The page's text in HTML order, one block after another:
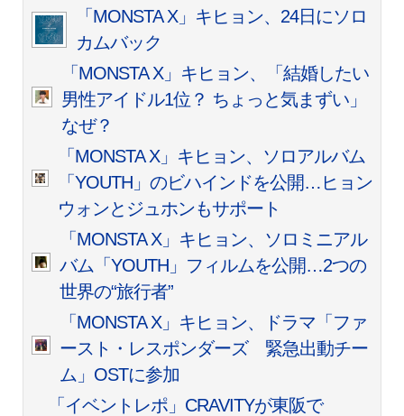
「MONSTA X」キヒョン、24日にソロ
カムバック
「MONSTA X」キヒョン、「結婚したい
男性アイドル1位？ ちょっと気まずい」
なぜ？
「MONSTA X」キヒョン、ソロアルバム
「YOUTH」のビハインドを公開…ヒョン
ウォンとジュホンもサポート
「MONSTA X」キヒョン、ソロミニアル
バム「YOUTH」フィルムを公開…2つの
世界の“旅行者”
「MONSTA X」キヒョン、ドラマ「ファ
ースト・レスポンダーズ 緊急出動チー
ム」OSTに参加
「イベントレポ」CRAVITYが東阪で